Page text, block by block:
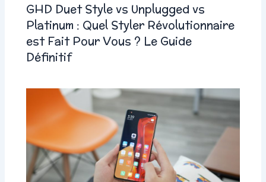
GHD Duet Style vs Unplugged vs
Platinum : Quel Styler Révolutionnaire
est Fait Pour Vous ? Le Guide
Définitif